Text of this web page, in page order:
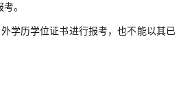
。
学历学位证书进行报考，也不能以其已